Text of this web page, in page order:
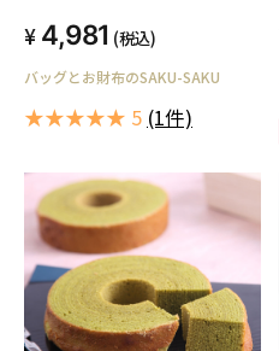
4,981 (税込)
バッグとお財布のSAKU-SAKU
★★★★★ 5 (1件)